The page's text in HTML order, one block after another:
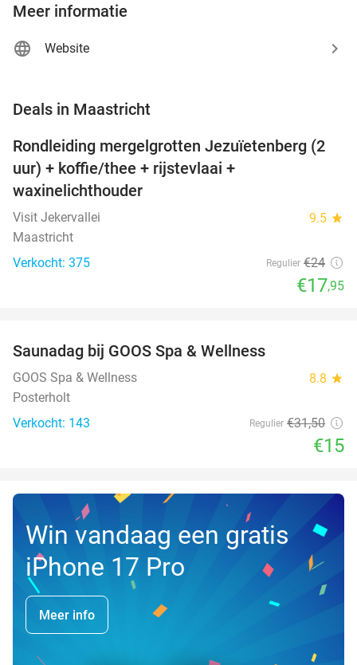
Meer informatie
Website
Deals in Maastricht
25%
Rondleiding mergelgrotten Jezuïetenberg (2
uur) + koffie/thee + rijstevlaai +
waxinelichthouder
Visit Jekervallei 9.5 star
Maastricht
Verkocht: 375
Regulier €24
€17,95
TODAY
Saunadag bij GOOS Spa & Wellness
GOOS Spa & Wellness 8.8 star
Posterholt
Verkocht: 143
Regulier €31,50
€15
Win vandaag een gratis
iPhone 17 Pro
Meer info